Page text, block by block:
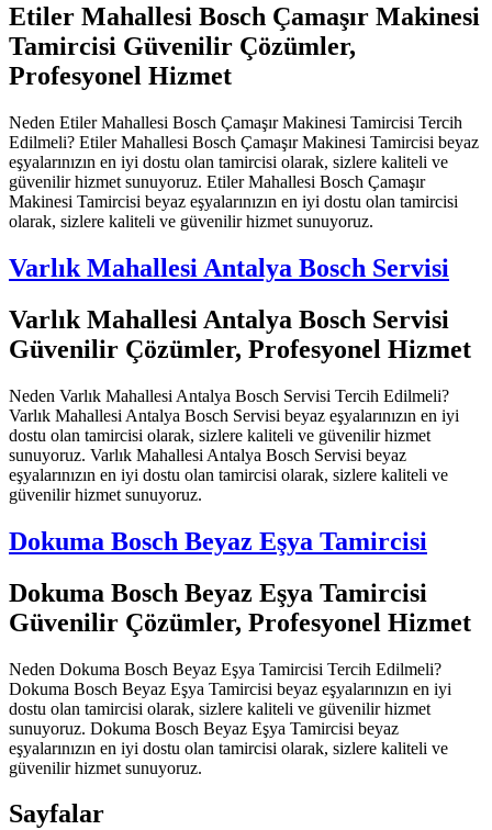
Etiler Mahallesi Bosch Çamaşır Makinesi
Tamircisi Güvenilir Çözümler,
Profesyonel Hizmet
Neden Etiler Mahallesi Bosch Çamaşır Makinesi Tamircisi Tercih
Edilmeli? Etiler Mahallesi Bosch Çamaşır Makinesi Tamircisi beyaz
eşyalarınızın en iyi dostu olan tamircisi olarak, sizlere kaliteli ve
güvenilir hizmet sunuyoruz. Etiler Mahallesi Bosch Çamaşır
Makinesi Tamircisi beyaz eşyalarınızın en iyi dostu olan tamircisi
olarak, sizlere kaliteli ve güvenilir hizmet sunuyoruz.
Varlık Mahallesi Antalya Bosch Servisi
Varlık Mahallesi Antalya Bosch Servisi
Güvenilir Çözümler, Profesyonel Hizmet
Neden Varlık Mahallesi Antalya Bosch Servisi Tercih Edilmeli?
Varlık Mahallesi Antalya Bosch Servisi beyaz eşyalarınızın en iyi
dostu olan tamircisi olarak, sizlere kaliteli ve güvenilir hizmet
sunuyoruz. Varlık Mahallesi Antalya Bosch Servisi beyaz
eşyalarınızın en iyi dostu olan tamircisi olarak, sizlere kaliteli ve
güvenilir hizmet sunuyoruz.
Dokuma Bosch Beyaz Eşya Tamircisi
Dokuma Bosch Beyaz Eşya Tamircisi
Güvenilir Çözümler, Profesyonel Hizmet
Neden Dokuma Bosch Beyaz Eşya Tamircisi Tercih Edilmeli?
Dokuma Bosch Beyaz Eşya Tamircisi beyaz eşyalarınızın en iyi
dostu olan tamircisi olarak, sizlere kaliteli ve güvenilir hizmet
sunuyoruz. Dokuma Bosch Beyaz Eşya Tamircisi beyaz
eşyalarınızın en iyi dostu olan tamircisi olarak, sizlere kaliteli ve
güvenilir hizmet sunuyoruz.
Sayfalar